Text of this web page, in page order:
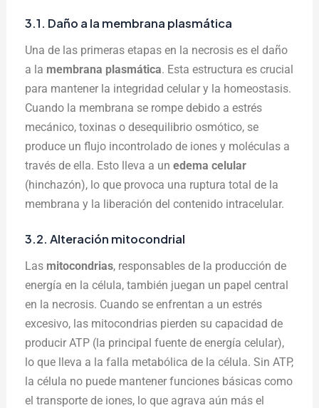
3.1. Daño a la membrana plasmática
Una de las primeras etapas en la necrosis es el daño
a la membrana plasmática. Esta estructura es crucial
para mantener la integridad celular y la homeostasis.
Cuando la membrana se rompe debido a estrés
mecánico, toxinas o desequilibrio osmótico, se
produce un flujo incontrolado de iones y moléculas a
través de ella. Esto lleva a unedema celular
(hinchazón), lo que provoca una ruptura total de la
membrana y la liberación del contenido intracelular.
3.2. Alteración mitocondrial
Las mitocondrias, responsables de la producción de
energía en la célula, también juegan un papel central
en la necrosis. Cuando se enfrentan a un estrés
excesivo, las mitocondrias pierden su capacidad de
producir ATP (la principal fuente de energía celular),
lo que lleva a la falla metabólica de la célula. Sin ATP,
la célula no puede mantener funciones básicas como
el transporte de iones, lo que agrava aún más el